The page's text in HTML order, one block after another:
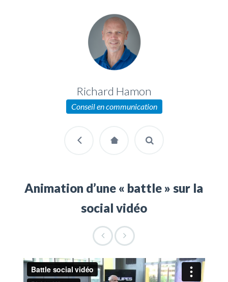
Richard Hamon
Conseil en communication
Animation d’une « battle » sur la
social vidéo